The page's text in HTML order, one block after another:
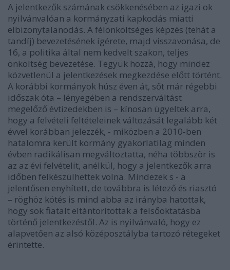
A jelentkezők számának csökkenésében az igazi ok
nyilvánvalóan a kormányzati kapkodás miatti
elbizonytalanodás. A félönköltséges képzés (tehát a
tandíj) bevezetésének ígérete, majd visszavonása, de
16, a politika által nem kedvelt szakon, teljes
önköltség bevezetése. Tegyük hozzá, hogy mindez
közvetlenül a jelentkezések megkezdése előtt történt.
A korábbi kormányok húsz éven át, sőt már régebbi
időszak óta – lényegében a rendszerváltást
megelőző évtizedekben is – kínosan ügyeltek arra,
hogy a felvételi feltételeinek változását legalább két
évvel korábban jelezzék, - miközben a 2010-ben
hatalomra került kormány gyakorlatilag minden
évben radikálisan megváltoztatta, néha többször is
az az évi felvételit, anélkül, hogy a jelentkezők arra
időben felkészülhettek volna. Mindezek s - a
jelentősen enyhített, de továbbra is létező és riasztó
– röghöz kötés is mind abba az irányba hatottak,
hogy sok fiatalt eltántorítottak a felsőoktatásba
történő jelentkezéstől. Az is nyilvánvaló, hogy ez
alapvetően az alsó középosztályba tartozó rétegeket
érintette.